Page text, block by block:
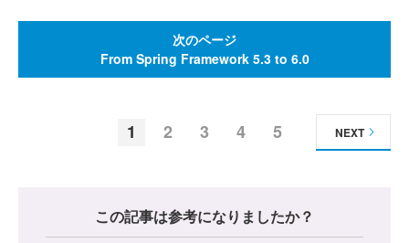
次のページ
From Spring Framework 5.3 to 6.0
1 2 3 4 5 NEXT
この記事は参考になりましたか？